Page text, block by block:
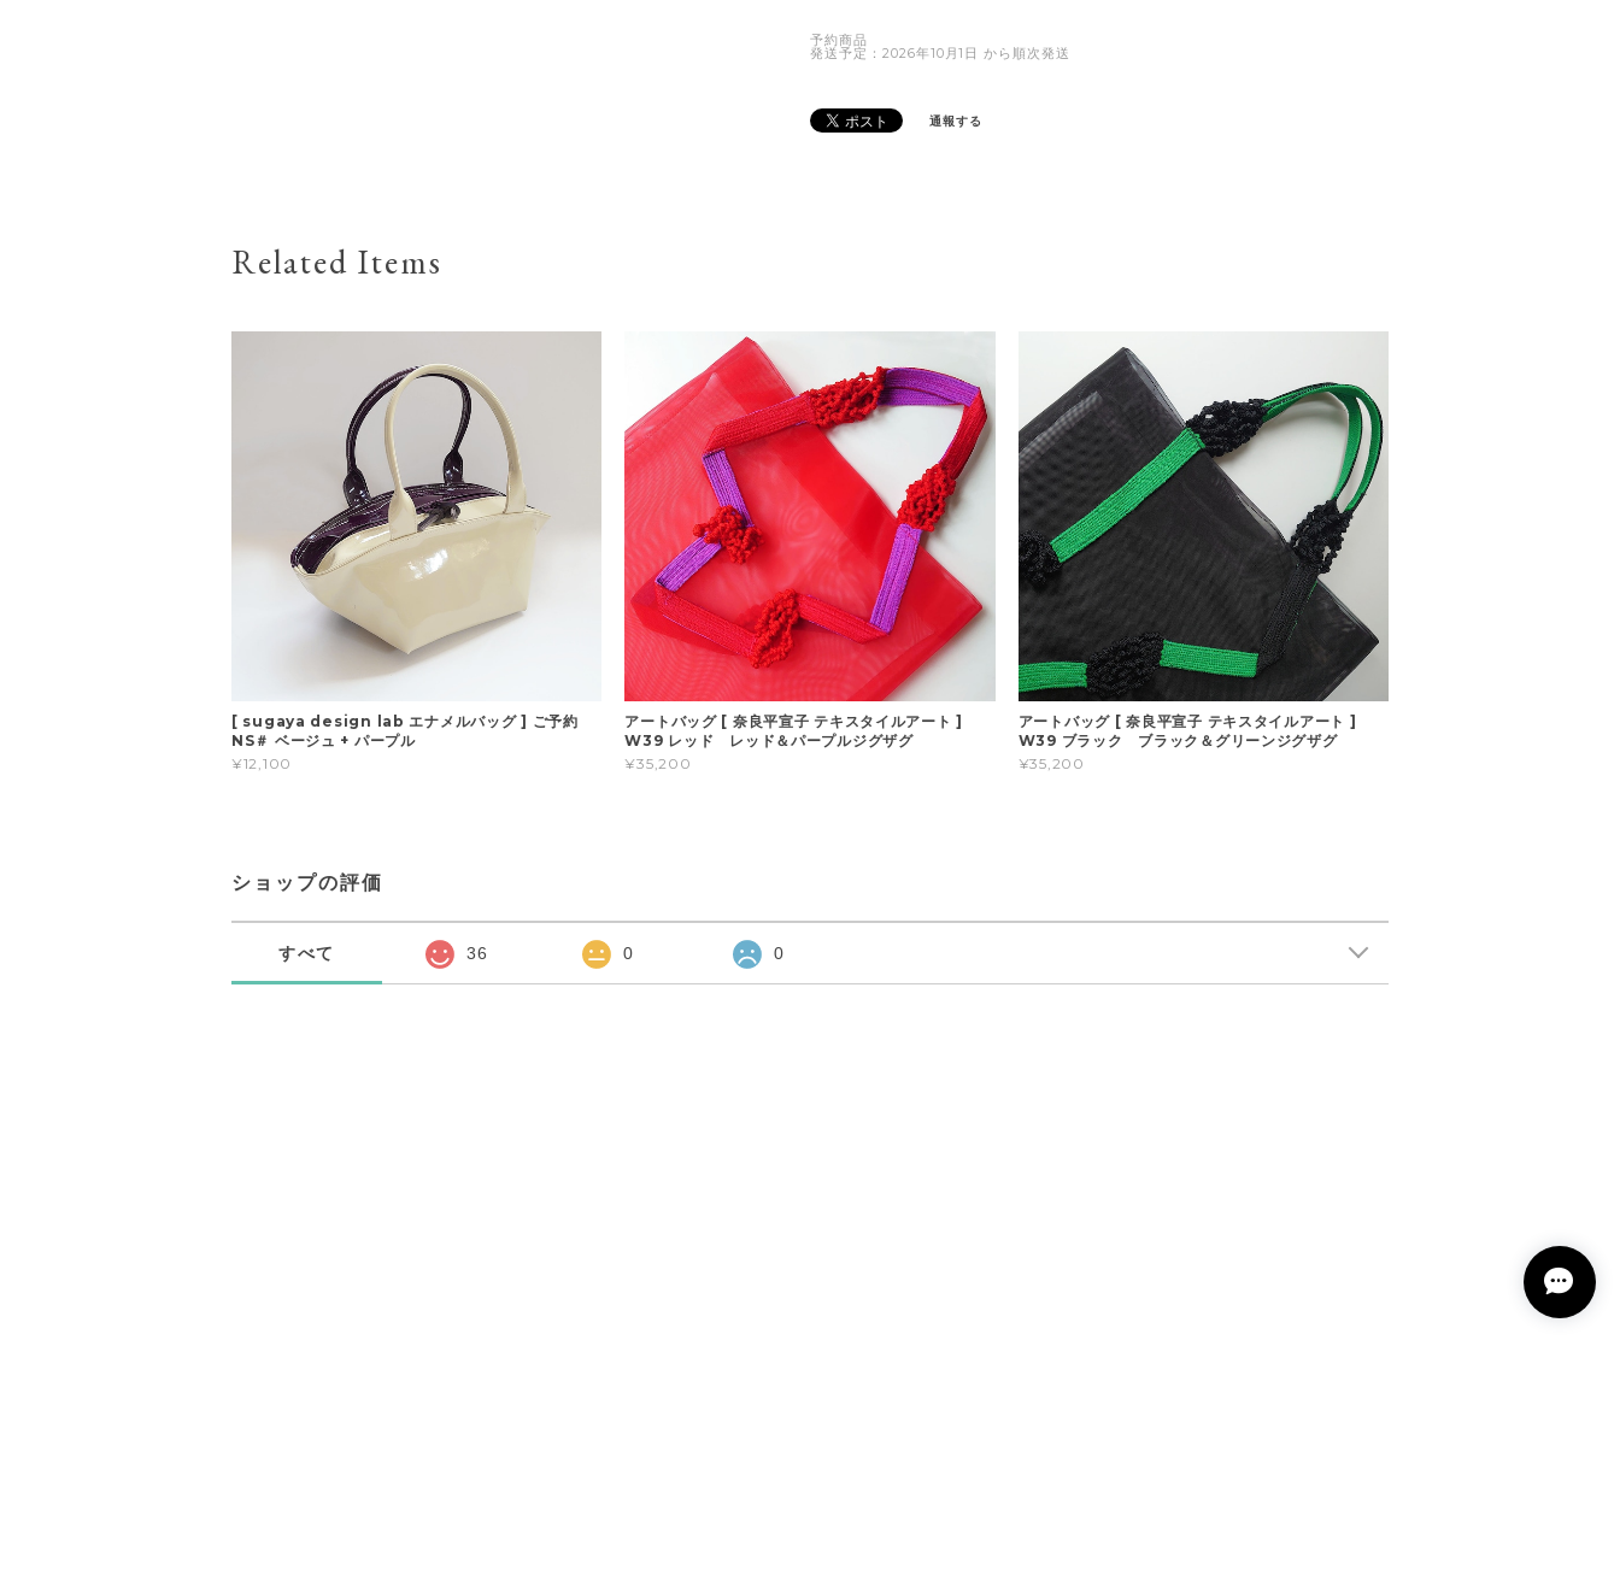
予約商品
発送予定：2026年10月1日 から順次発送
通報する
Related Items
[ sugaya design lab エナメルバッグ ] ご予約
NS＃ ベージュ + パープル
¥12,100
アートバッグ [ 奈良平宣子 テキスタイルアート ]
W39 レッド レッド＆パープルジグザグ
¥35,200
アートバッグ [ 奈良平宣子 テキスタイルアート ]
W39 ブラック ブラック＆グリーンジグザグ
¥35,200
ショップの評価
すべて 36 0 0